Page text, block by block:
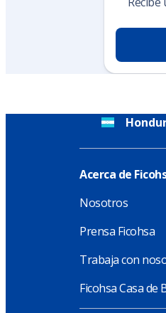
Acerca de
Nosotros
Prensa Ficohsa
Trabaja con
Ficohsa Casa de